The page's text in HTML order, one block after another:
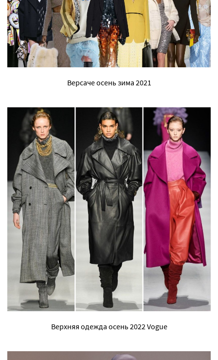
Версаче осень зима 2021
Верхняя одежда осень 2022 Vogue